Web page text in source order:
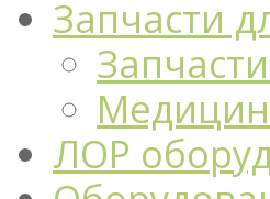
Запчасти
ЛОР